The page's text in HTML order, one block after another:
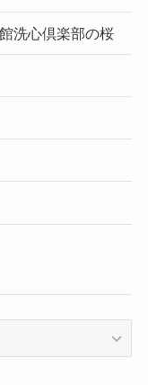
洗心倶楽部の桜